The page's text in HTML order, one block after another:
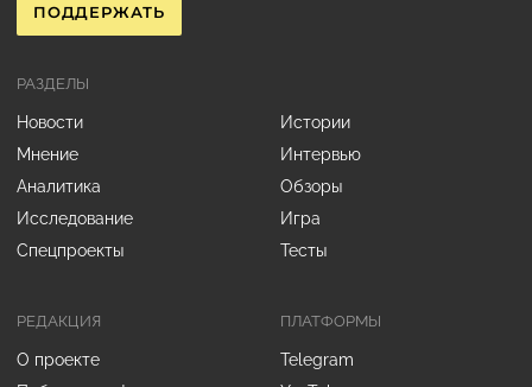
ПОДДЕРЖАТЬ
РЕДАКЦИЯ
О проекте
РАЗДЕЛЫ
Новости
Истории
Мнение
Интервью
Аналитика
Обзоры
Исследование
Игра
Спецпроекты
Тесты
ПЛАТФОРМЫ
Telegram